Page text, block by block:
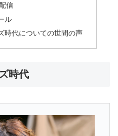
信
ル
時代についての世間の声
時代